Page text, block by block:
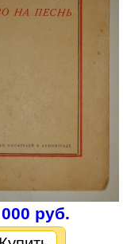
руб.